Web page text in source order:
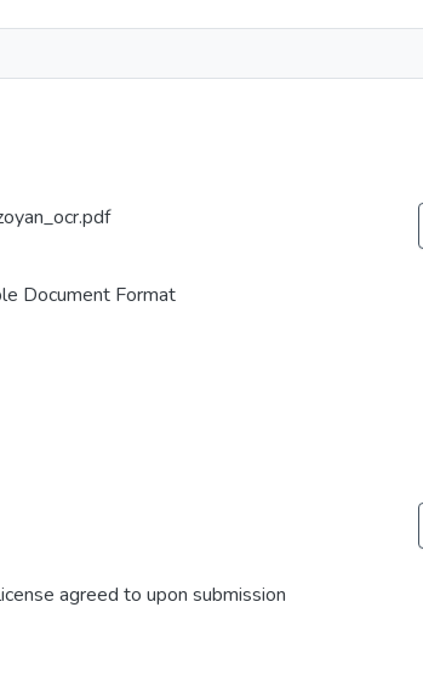
Document Format
agreed to upon submission